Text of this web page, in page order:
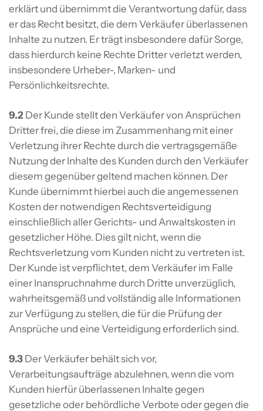
erklärt und übernimmt die Verantwortung dafür, dass
er das Recht besitzt, die dem Verkäufer überlassenen
Inhalte zu nutzen. Er trägt insbesondere dafür Sorge,
dass hierdurch keine Rechte Dritter verletzt werden,
insbesondere Urheber-, Marken- und
Persönlichkeitsrechte.
9.2 Der Kunde stellt den Verkäufer von Ansprüchen
Dritter frei, die diese im Zusammenhang mit einer
Verletzung ihrer Rechte durch die vertragsgemäße
Nutzung der Inhalte des Kunden durch den Verkäufer
diesem gegenüber geltend machen können. Der
Kunde übernimmt hierbei auch die angemessenen
Kosten der notwendigen Rechtsverteidigung
einschließlich aller Gerichts- und Anwaltskosten in
gesetzlicher Höhe. Dies gilt nicht, wenn die
Rechtsverletzung vom Kunden nicht zu vertreten ist.
Der Kunde ist verpflichtet, dem Verkäufer im Falle
einer Inanspruchnahme durch Dritte unverzüglich,
wahrheitsgemäß und vollständig alle Informationen
zur Verfügung zu stellen, die für die Prüfung der
Ansprüche und eine Verteidigung erforderlich sind.
9.3 Der Verkäufer behält sich vor,
Verarbeitungsaufträge abzulehnen, wenn die vom
Kunden hierfür überlassenen Inhalte gegen
gesetzliche oder behördliche Verbote oder gegen die